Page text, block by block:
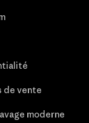
de vente
moderne